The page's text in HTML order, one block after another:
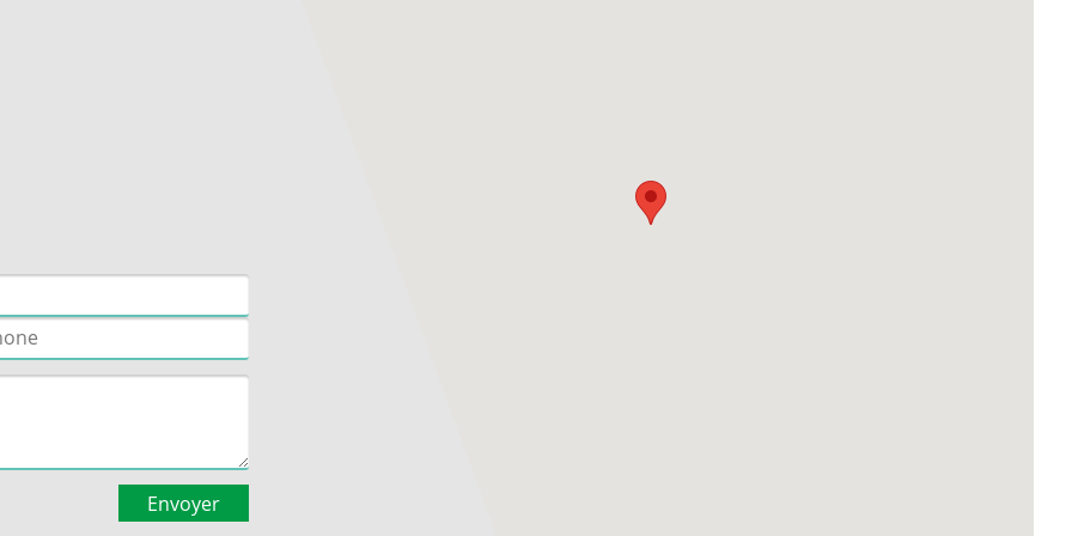
Oignon bois (clusia) (Clusea rosea)
Parcouri (Platonia insignis)
Peigne macaque (Apeiba spp)
St martin rouge (Andira inermis)
St martin rouge - esp dif (Andira coriacea)
Tapirira / lucet (Tapirira guianensis)